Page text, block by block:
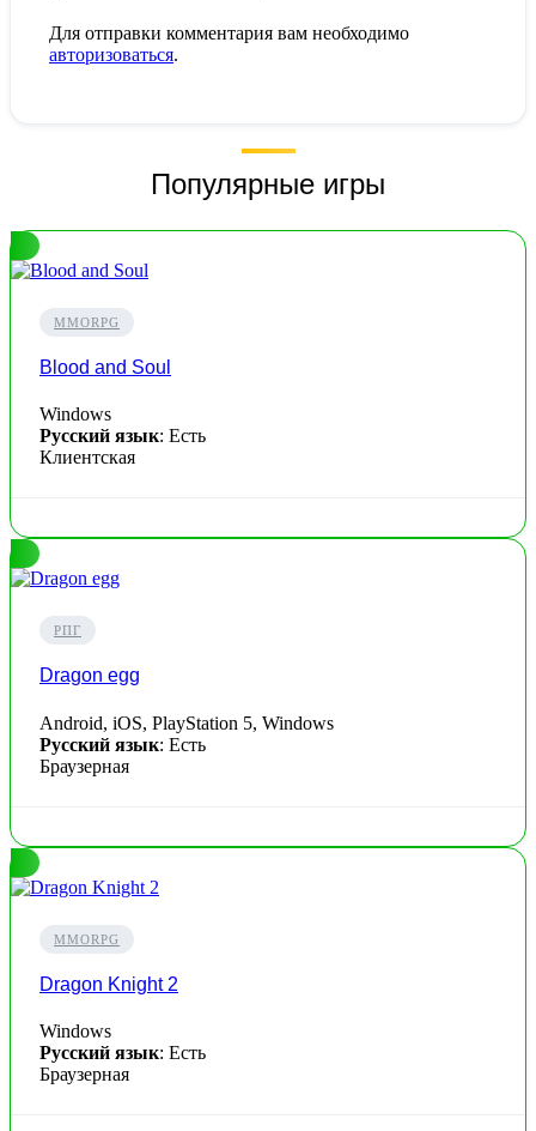
Для отправки комментария вам необходимо
авторизоваться.
Популярные игры
MMORPG
Blood and Soul
Windows
Русский язык: Есть
Клиентская
РПГ
Dragon egg
Android, iOS, PlayStation 5, Windows
Русский язык: Есть
Браузерная
MMORPG
Dragon Knight 2
Windows
Русский язык: Есть
Браузерная